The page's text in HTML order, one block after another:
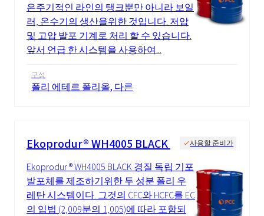
은주기적인 라인의 탱크뿐만 아니라 보일
러, 온수기의 생산을위한 것입니다. 저압
및 고압 발포 기계로 처리 할 수 있습니다.
앞서 언급 한 시스템을 사용하여...
구성
폴리 에테르 폴리올, 다른
Ekoprodur® WH4005 BLACK 사용할 준비가
Ekoprodur ® WH4005 BLACK 경질 독립 기포
발포체를 제조하기위한 두 성분 폴리 우
레탄 시스템이다. 그것의 CFC와 HCFC를 EC
의 입법 (2,009분의 1,005)에 따라 포함되